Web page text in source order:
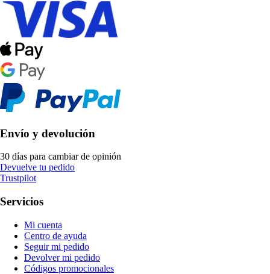
Envío y devolución
30 días para cambiar de opinión
Devuelve tu pedido
Trustpilot
Servicios
Mi cuenta
Centro de ayuda
Seguir mi pedido
Devolver mi pedido
Códigos promocionales